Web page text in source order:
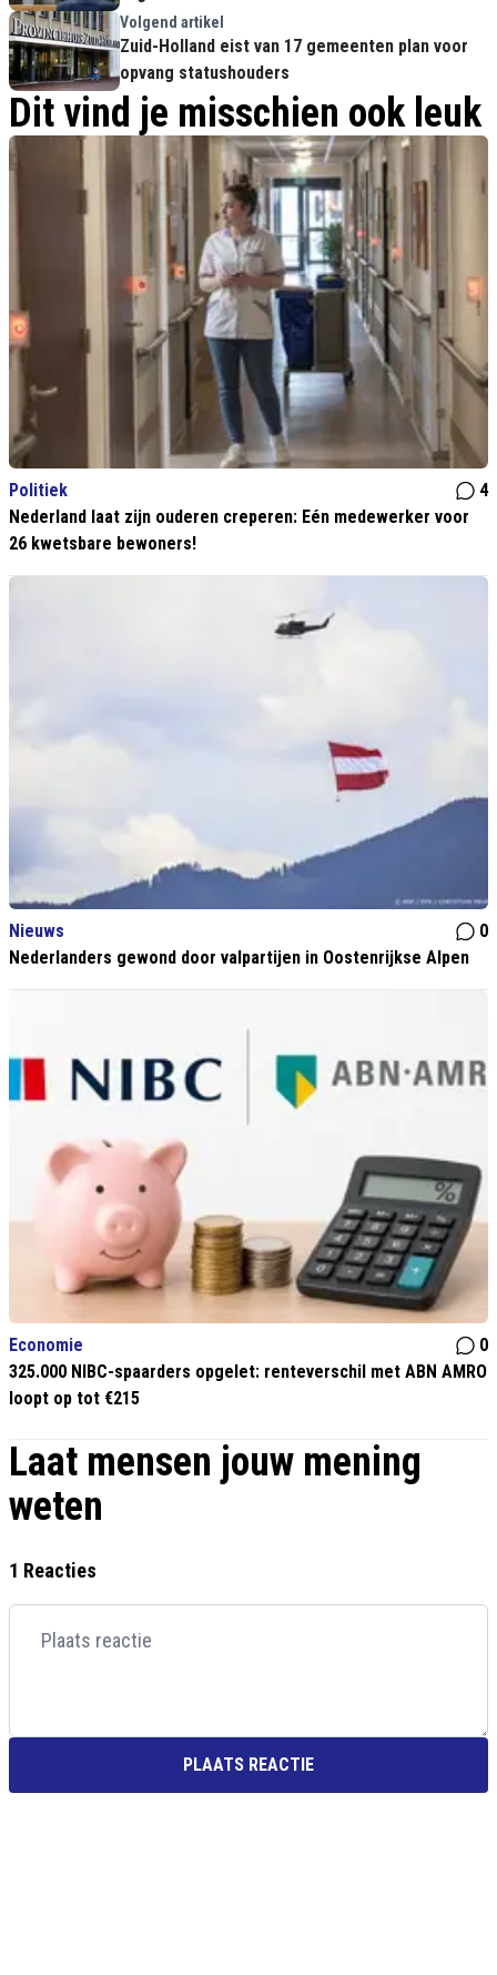
Volgend artikel
Zuid-Holland eist van 17 gemeenten plan voor
opvang statushouders
Dit vind je misschien ook leuk
Politiek
4
Nederland laat zijn ouderen creperen: Eén medewerker voor
26 kwetsbare bewoners!
Nieuws
0
Nederlanders gewond door valpartijen in Oostenrijkse Alpen
Economie
0
325.000 NIBC-spaarders opgelet: renteverschil met ABN AMRO
loopt op tot €215
Laat mensen jouw mening
weten
1 Reacties
PLAATS REACTIE